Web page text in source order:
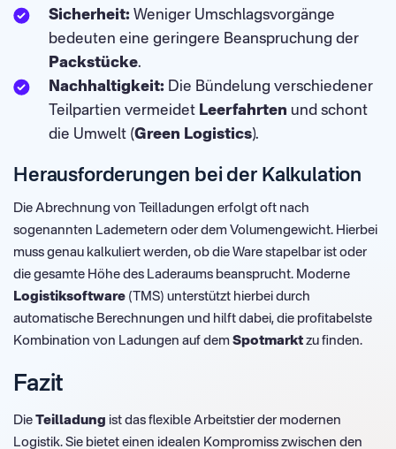
Sicherheit: Weniger Umschlagsvorgänge
bedeuten eine geringere Beanspruchung der
Packstücke.
Nachhaltigkeit: Die Bündelung verschiedener
Teilpartien vermeidet Leerfahrten und schont
die Umwelt (Green Logistics).
Herausforderungen bei der Kalkulation
Die Abrechnung von Teilladungen erfolgt oft nach
sogenannten Lademetern oder dem Volumengewicht. Hierbei
muss genau kalkuliert werden, ob die Ware stapelbar ist oder
die gesamte Höhe des Laderaums beansprucht. Moderne
Logistiksoftware (TMS) unterstützt hierbei durch
automatische Berechnungen und hilft dabei, die profitabelste
Kombination von Ladungen auf dem Spotmarkt zu finden.
Fazit
Die Teilladung ist das flexible Arbeitstier der modernen
Logistik. Sie bietet einen idealen Kompromiss zwischen den